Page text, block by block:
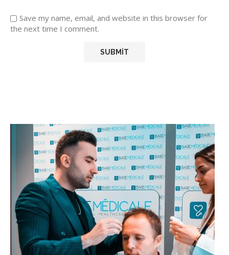
Save my name, email, and website in this browser for
the next time I comment.